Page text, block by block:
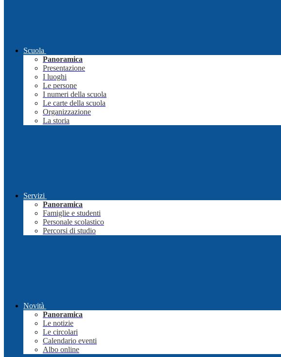
Scuola
Panoramica
Presentazione
I luoghi
Le persone
I numeri della scuola
Le carte della scuola
Organizzazione
La storia
Servizi
Panoramica
Famiglie e studenti
Personale scolastico
Percorsi di studio
Novità
Panoramica
Le notizie
Le circolari
Calendario eventi
Albo online